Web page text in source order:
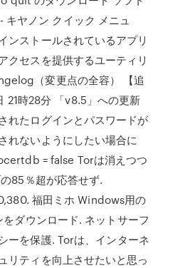
ヤノン クイック メニュ
ンストールされているアプリ
クセスを提供するユーティリ
（変更点の全容） 【追
21時28分 「v8.5」への更新
れたログインとパスワードが
れないようにしたい場合に
= false Torは消えつつ
85％超が応答せず.
福田ミホ Windows用の
ダウンロード. ネットサーフ
ーを保護. Torは、インターネ
リティを向上させたいと思っ